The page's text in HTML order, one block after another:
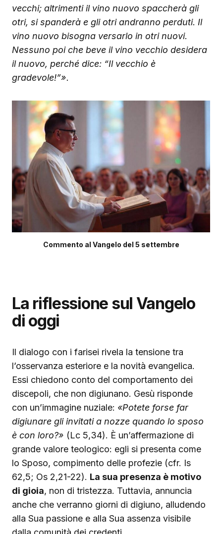
vecchi; altrimenti il vino nuovo spaccherà gli
otri, si spanderà e gli otri andranno perduti. Il
vino nuovo bisogna versarlo in otri nuovi.
Nessuno poi che beve il vino vecchio desidera
il nuovo, perché dice: “Il vecchio è
gradevole!”».
Commento al Vangelo del 5 settembre
La riflessione sul Vangelo
di oggi
Il dialogo con i farisei rivela la tensione tra
l’osservanza esteriore e la novità evangelica.
Essi chiedono conto del comportamento dei
discepoli, che non digiunano. Gesù risponde
con un’immagine nuziale: «Potete forse far
digiunare gli invitati a nozze quando lo sposo
è con loro?» (Lc 5,34). È un’affermazione di
grande valore teologico: egli si presenta come
lo Sposo, compimento delle profezie (cfr. Is
62,5; Os 2,21-22). La sua presenza è motivo
di gioia, non di tristezza. Tuttavia, annuncia
anche che verranno giorni di digiuno, alludendo
alla Sua passione e alla Sua assenza visibile